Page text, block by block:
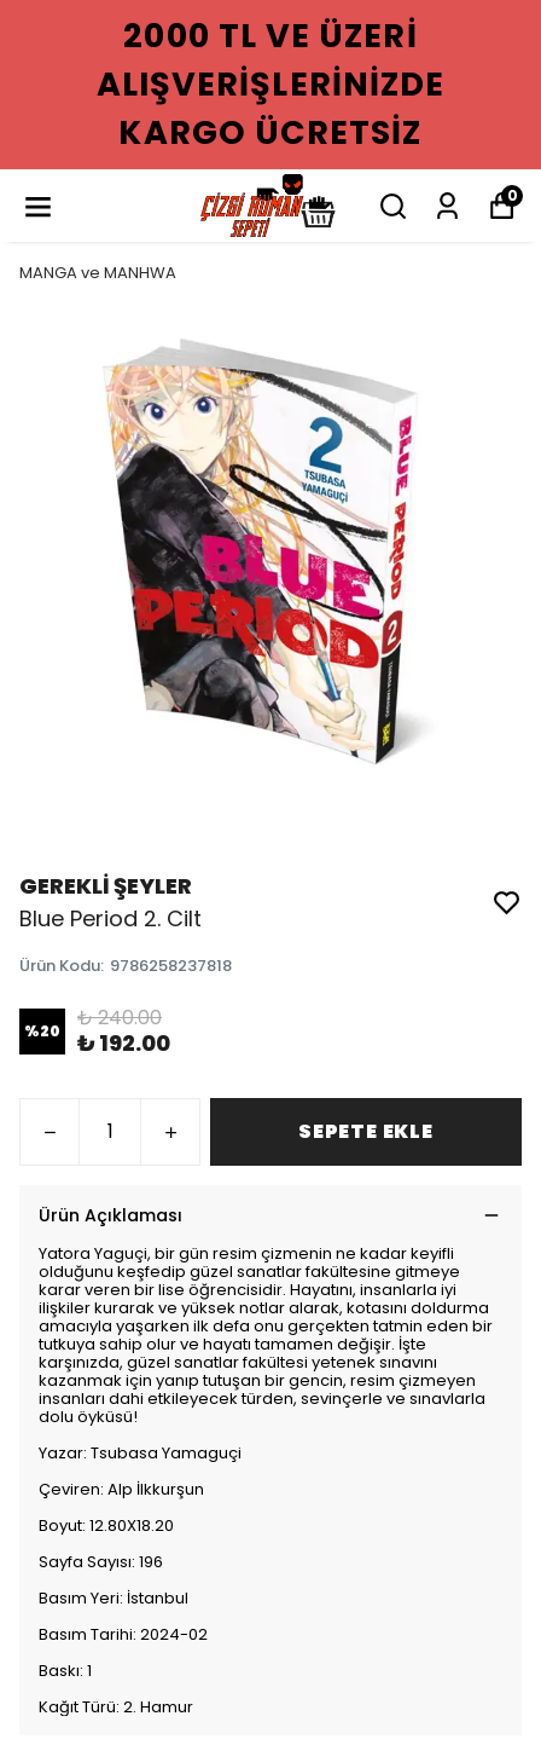
2000 TL VE ÜZERI
ALIŞVERIŞLERINIZDE
KARGO ÜCRETSIZ
0
MANGA ve MANHWA
GEREKLİ ŞEYLER
Blue Period 2. Cilt
Ürün Kodu: 9786258237818
%20 ₺ 240.00
₺ 192.00
SEPETE EKLE
Ürün Açıklaması
Yatora Yaguçi, bir gün resim çizmenin ne kadar keyifli
olduğunu keşfedip güzel sanatlar fakültesine gitmeye
karar veren bir lise öğrencisidir. Hayatını, insanlarla iyi
ilişkiler kurarak ve yüksek notlar alarak, kotasını doldurma
amacıyla yaşarken ilk defa onu gerçekten tatmin eden bir
tutkuya sahip olur ve hayatı tamamen değişir. İşte
karşınızda, güzel sanatlar fakültesi yetenek sınavını
kazanmak için yanıp tutuşan bir gencin, resim çizmeyen
insanları dahi etkileyecek türden, sevinçerle ve sınavlarla
dolu öyküsü!
Yazar: Tsubasa Yamaguçi
Çeviren: Alp İlkkurşun
Boyut: 12.80X18.20
Sayfa Sayısı: 196
Basım Yeri: İstanbul
Basım Tarihi: 2024-02
Baskı: 1
Kağıt Türü: 2. Hamur